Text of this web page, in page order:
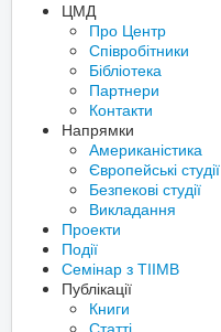
ЦМД
Про Центр
Співробітники
Бібліотека
Партнери
Контакти
Напрямки
Американістика
Європейські студії
Безпекові студії
Викладання
Проекти
Події
Семінар з ТІІМВ
Публікації
Книги
Статті